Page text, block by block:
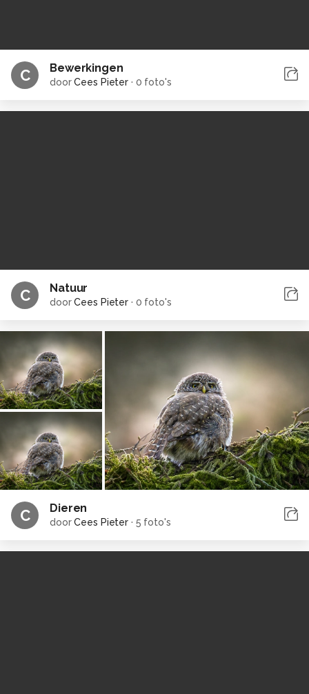
C Bewerkingen
doorCees Pieter · 0 foto's
C Natuur
doorCees Pieter · 0 foto's
C Dieren
doorCees Pieter · 5 foto's